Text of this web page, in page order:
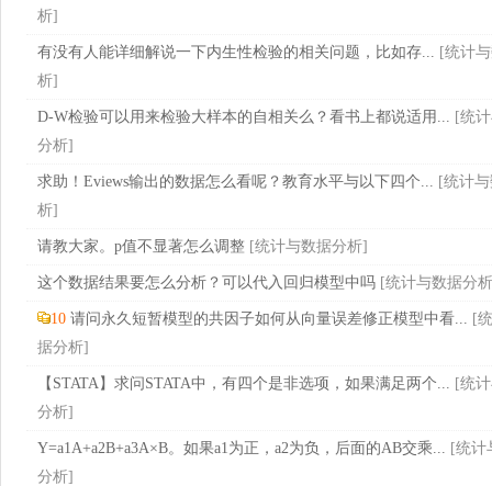
析]
有没有人能详细解说一下内生性检验的相关问题，比如存... [统计
析]
D-W检验可以用来检验大样本的自相关么？看书上都说适用... [统
分析]
求助！Eviews输出的数据怎么看呢？教育水平与以下四个... [统计
析]
请教大家。p值不显著怎么调整 [统计与数据分析]
这个数据结果要怎么分析？可以代入回归模型中吗 [统计与数据分析
10 请问永久短暂模型的共因子如何从向量误差修正模型中看... [
据分析]
【STATA】求问STATA中，有四个是非选项，如果满足两个... [统
分析]
Y=a1A+a2B+a3A×B。如果a1为正，a2为负，后面的AB交乘... [统计
分析]